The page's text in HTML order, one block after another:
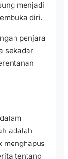
menjadi
diri.
penjara
sekadar
adalah
menghapus
tentang